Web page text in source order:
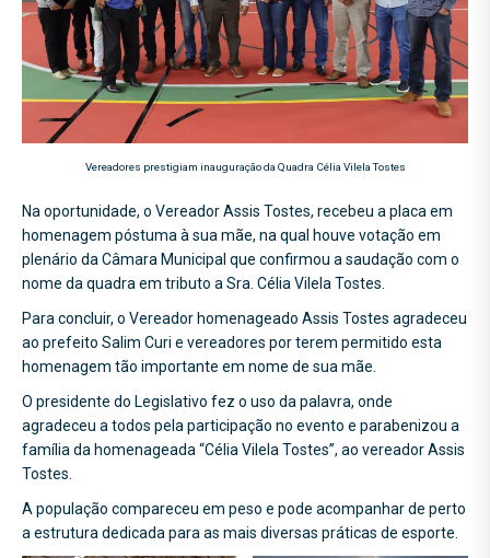
Vereadores prestigiam inauguração da Quadra Célia Vilela Tostes
Na oportunidade, o Vereador Assis Tostes, recebeu a placa em
homenagem póstuma à sua mãe, na qual houve votação em
plenário da Câmara Municipal que confirmou a saudação com o
nome da quadra em tributo a Sra. Célia Vilela Tostes.
Para concluir, o Vereador homenageado Assis Tostes agradeceu
ao prefeito Salim Curi e vereadores por terem permitido esta
homenagem tão importante em nome de sua mãe.
O presidente do Legislativo fez o uso da palavra, onde
agradeceu a todos pela participação no evento e parabenizou a
família da homenageada “Célia Vilela Tostes”, ao vereador Assis
Tostes.
A população compareceu em peso e pode acompanhar de perto
a estrutura dedicada para as mais diversas práticas de esporte.